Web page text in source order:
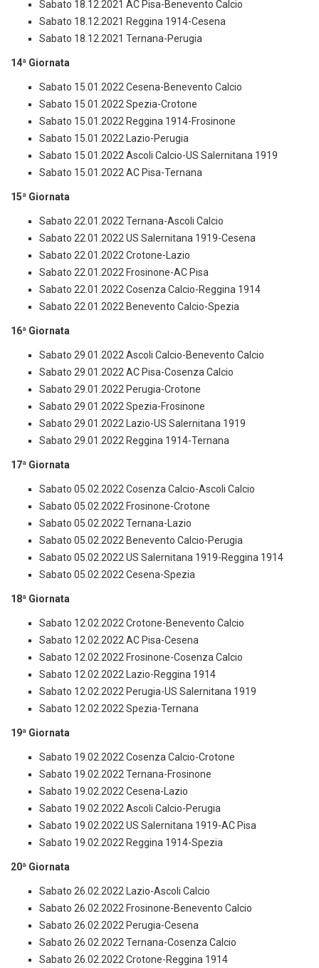
Sabato 18.12.2021 AC Pisa-Benevento Calcio
Sabato 18.12.2021 Reggina 1914-Cesena
Sabato 18.12.2021 Ternana-Perugia
14ª Giornata
Sabato 15.01.2022 Cesena-Benevento Calcio
Sabato 15.01.2022 Spezia-Crotone
Sabato 15.01.2022 Reggina 1914-Frosinone
Sabato 15.01.2022 Lazio-Perugia
Sabato 15.01.2022 Ascoli Calcio-US Salernitana 1919
Sabato 15.01.2022 AC Pisa-Ternana
15ª Giornata
Sabato 22.01.2022 Ternana-Ascoli Calcio
Sabato 22.01.2022 US Salernitana 1919-Cesena
Sabato 22.01.2022 Crotone-Lazio
Sabato 22.01.2022 Frosinone-AC Pisa
Sabato 22.01.2022 Cosenza Calcio-Reggina 1914
Sabato 22.01.2022 Benevento Calcio-Spezia
16ª Giornata
Sabato 29.01.2022 Ascoli Calcio-Benevento Calcio
Sabato 29.01.2022 AC Pisa-Cosenza Calcio
Sabato 29.01.2022 Perugia-Crotone
Sabato 29.01.2022 Spezia-Frosinone
Sabato 29.01.2022 Lazio-US Salernitana 1919
Sabato 29.01.2022 Reggina 1914-Ternana
17ª Giornata
Sabato 05.02.2022 Cosenza Calcio-Ascoli Calcio
Sabato 05.02.2022 Frosinone-Crotone
Sabato 05.02.2022 Ternana-Lazio
Sabato 05.02.2022 Benevento Calcio-Perugia
Sabato 05.02.2022 US Salernitana 1919-Reggina 1914
Sabato 05.02.2022 Cesena-Spezia
18ª Giornata
Sabato 12.02.2022 Crotone-Benevento Calcio
Sabato 12.02.2022 AC Pisa-Cesena
Sabato 12.02.2022 Frosinone-Cosenza Calcio
Sabato 12.02.2022 Lazio-Reggina 1914
Sabato 12.02.2022 Perugia-US Salernitana 1919
Sabato 12.02.2022 Spezia-Ternana
19ª Giornata
Sabato 19.02.2022 Cosenza Calcio-Crotone
Sabato 19.02.2022 Ternana-Frosinone
Sabato 19.02.2022 Cesena-Lazio
Sabato 19.02.2022 Ascoli Calcio-Perugia
Sabato 19.02.2022 US Salernitana 1919-AC Pisa
Sabato 19.02.2022 Reggina 1914-Spezia
20ª Giornata
Sabato 26.02.2022 Lazio-Ascoli Calcio
Sabato 26.02.2022 Frosinone-Benevento Calcio
Sabato 26.02.2022 Perugia-Cesena
Sabato 26.02.2022 Ternana-Cosenza Calcio
Sabato 26.02.2022 Crotone-Reggina 1914